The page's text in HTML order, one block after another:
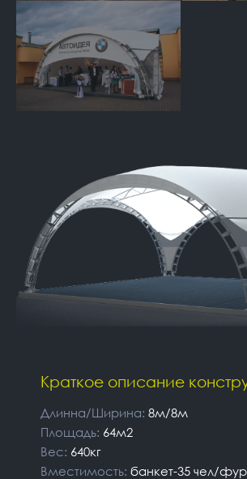
Краткое описание
Длинна/Ширина: 8м/8м
Площадь: 64м2
Вес: 640кг
Вместимость: банкет-35 чел/